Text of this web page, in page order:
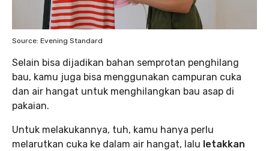
Source: Evening Standard
Selain bisa dijadikan bahan semprotan penghilang
bau, kamu juga bisa menggunakan campuran cuka
dan air hangat untuk menghilangkan bau asap di
pakaian.
Untuk melakukannya, tuh, kamu hanya perlu
melarutkan cuka ke dalam air hangat, lalu letakkan